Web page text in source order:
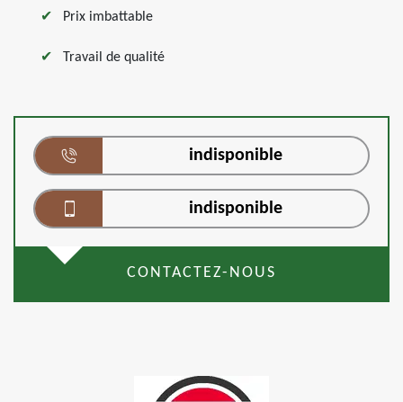
Prix imbattable
Travail de qualité
indisponible
indisponible
CONTACTEZ-NOUS